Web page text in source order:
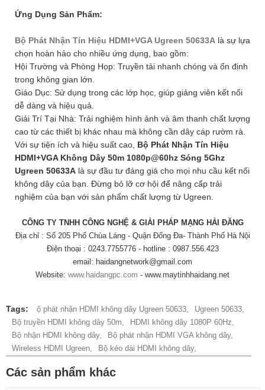
Ứng Dụng Sản Phẩm:
Bộ Phát Nhận Tín Hiệu HDMI+VGA Ugreen 50633A là sự lựa
chọn hoàn hảo cho nhiều ứng dụng, bao gồm:
Hội Trường và Phòng Họp: Truyền tải nhanh chóng và ổn định
trong không gian lớn.
Giáo Dục: Sử dụng trong các lớp học, giúp giảng viên kết nối
dễ dàng và hiệu quả.
Giải Trí Tại Nhà: Trải nghiệm hình ảnh và âm thanh chất lượng
cao từ các thiết bị khác nhau mà không cần dây cáp rườm rà.
Với sự tiện ích và hiệu suất cao, Bộ Phát Nhận Tín Hiệu
HDMI+VGA Không Dây 50m 1080p@60hz Sóng 5Ghz
Ugreen 50633A là sự đầu tư đáng giá cho mọi nhu cầu kết nối
không dây của bạn. Đừng bỏ lỡ cơ hội để nâng cấp trải
nghiệm của bạn với sản phẩm chất lượng từ Ugreen.
CÔNG TY TNHH CÔNG NGHỆ & GIẢI PHÁP MẠNG HẢI ĐĂNG
Địa chỉ : Số 205 Phố Chùa Láng - Quận Đống Đa- Thành Phố Hà Nội
Điện thoại : 0243.7755776 - hotline : 0987.556.423
email: haidangnetwork@gmail.com
Website: www.haidangpc.com - www.maytinhhaidang.net
Tags: ộ phát nhận HDMI không dây Ugreen 50633,
Ugreen 50633,
Bộ truyền HDMI không dây 50m,
HDMI không dây 1080P 60Hz,
Bộ nhận HDMI không dây,
Bộ phát nhận HDMI VGA không dây,
Wireless HDMI Ugreen,
Bộ kéo dài HDMI không dây,
Các sản phẩm khác